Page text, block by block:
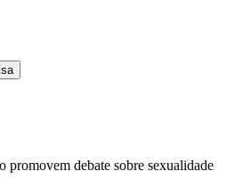
promovem debate sobre sexualidade